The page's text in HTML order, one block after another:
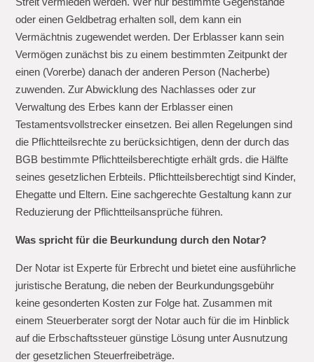
oder einen Geldbetrag erhalten soll, dem kann ein
Vermächtnis zugewendet werden. Der Erblasser kann sein
Vermögen zunächst bis zu einem bestimmten Zeitpunkt der
einen (Vorerbe) danach der anderen Person (Nacherbe)
zuwenden. Zur Abwicklung des Nachlasses oder zur
Verwaltung des Erbes kann der Erblasser einen
Testamentsvollstrecker einsetzen. Bei allen Regelungen sind
die Pflichtteilsrechte zu berücksichtigen, denn der durch das
BGB bestimmte Pflichtteilsberechtigte erhält grds. die Hälfte
seines gesetzlichen Erbteils. Pflichtteilsberechtigt sind Kinder,
Ehegatte und Eltern. Eine sachgerechte Gestaltung kann zur
Reduzierung der Pflichtteilsansprüche führen.
Was spricht für die Beurkundung durch den Notar?
Der Notar ist Experte für Erbrecht und bietet eine ausführliche
juristische Beratung, die neben der Beurkundungsgebühr
keine gesonderten Kosten zur Folge hat. Zusammen mit
einem Steuerberater sorgt der Notar auch für die im Hinblick
auf die Erbschaftssteuer günstige Lösung unter Ausnutzung
der gesetzlichen Steuerfreibeträge.